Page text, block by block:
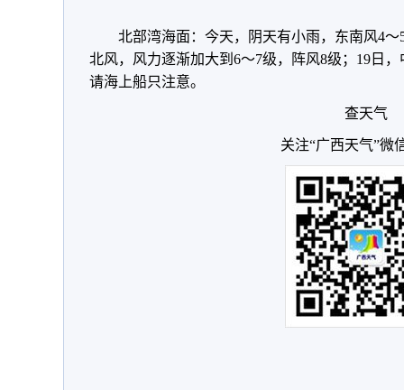
北部湾海面：今天，阴天有小雨，东南风4
北风，风力逐渐加大到6～7级，阵风8级；19日
请海上船只注意。
查天气
关注“广西天气”微